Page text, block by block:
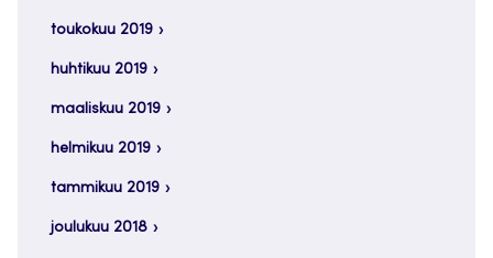
toukokuu 2019
huhtikuu 2019
maaliskuu 2019
helmikuu 2019
tammikuu 2019
joulukuu 2018